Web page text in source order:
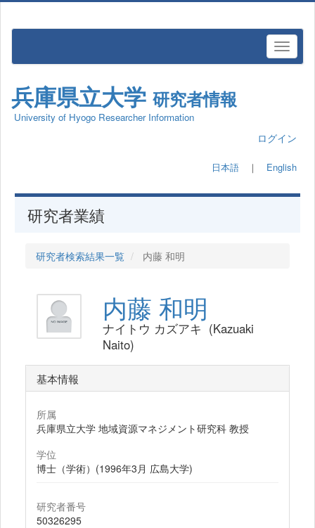
兵庫県立大学 研究者情報
University of Hyogo Researcher Information
ログイン
日本語 ｜ English
研究者業績
研究者検索結果一覧 内藤 和明
内藤 和明
ナイトウ カズアキ (Kazuaki
Naito)
基本情報
所属
兵庫県立大学 地域資源マネジメント研究科 教授
学位
博士（学術）(1996年3月 広島大学)
研究者番号
50326295